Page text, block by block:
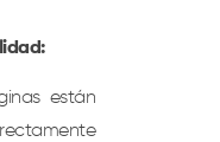
están